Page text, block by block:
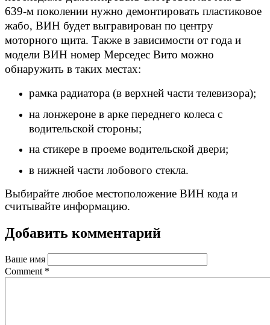
639-м поколении нужно демонтировать пластиковое
жабо, ВИН будет выгравирован по центру
моторного щита. Также в зависимости от года и
модели ВИН номер Мерседес Вито можно
обнаружить в таких местах:
рамка радиатора (в верхней части телевизора);
на лонжероне в арке переднего колеса с
водительской стороны;
на стикере в проеме водительской двери;
в нижней части лобового стекла.
Выбирайте любое местоположение ВИН кода и
считывайте информацию.
Добавить комментарий
Ваше имя
Comment *